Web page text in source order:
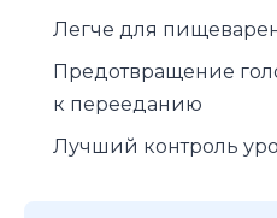
Легче для
Предотвращение
к перееданию
Лучший контроль